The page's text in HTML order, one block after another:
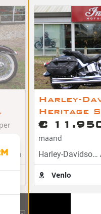
Harley-
Heritage
€
maand
Harley-Davidson HERITAGE SOFTAIL
Venlo